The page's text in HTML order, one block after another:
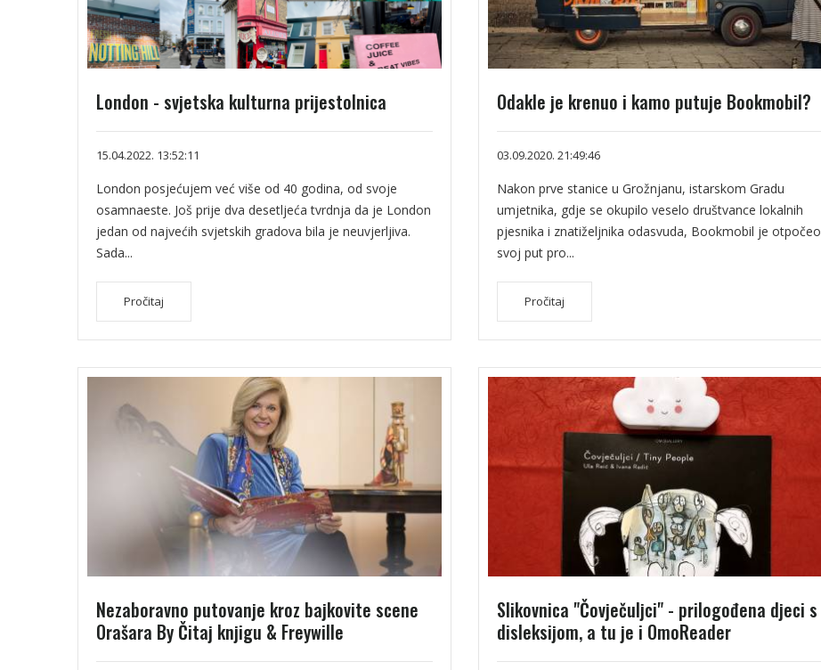
London - svjetska kulturna prijestolnica
15.04.2022. 13:52:11
London posjećujem već više od 40 godina, od svoje
osamnaeste. Još prije dva desetljeća tvrdnja da je London
jedan od najvećih svjetskih gradova bila je neuvjerljiva.
Sada...
Pročitaj
Odakle je krenuo i kamo putuje Bookmobil?
03.09.2020. 21:49:46
Nakon prve stanice u Grožnjanu, istarskom Gradu
umjetnika, gdje se okupilo veselo društvance lokalnih
pjesnika i znatiželjnika odasvuda, Bookmobil je otpočeo
svoj put pro...
Pročitaj
Nezaboravno putovanje kroz bajkovite scene
Orašara By Čitaj knjigu & Freywille
Slikovnica "Čovječuljci" - prilogođena djeci s
disleksijom, a tu je i OmoReader